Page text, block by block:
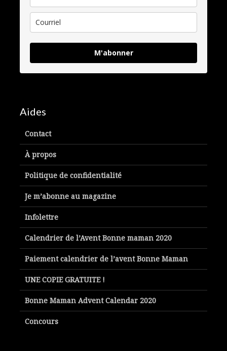
M'abonner
Aides
Contact
À propos
Politique de confidentialité
Je m’abonne au magazine
Infolettre
Calendrier de l’Avent Bonne maman 2020
Paiement calendrier de l’avent Bonne Maman
UNE COPIE GRATUITE !
Bonne Maman Advent Calendar 2020
Concours